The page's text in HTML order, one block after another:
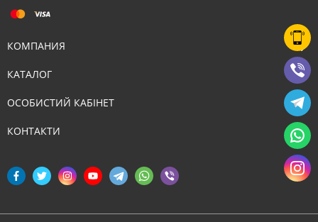
КОМПАНИЯ
КАТАЛОГ
ОСОБИСТИЙ КАБІНЕТ
КОНТАКТИ